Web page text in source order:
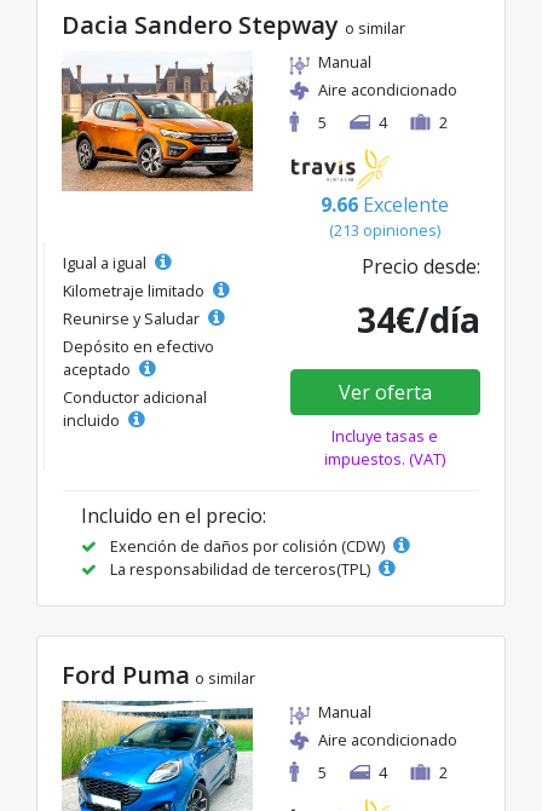
Dacia Sandero Stepway o similar
Manual
Aire acondicionado
5
4 2
9.66 Excelente
(213 opiniones)
Igual a igual
Kilometraje limitado
Reunirse y Saludar
Depósito en efectivo
aceptado
Conductor adicional
incluido
Precio desde:
34€/día
Ver oferta
Incluye tasas e
impuestos. (VAT)
Incluido en el precio:
Exención de daños por colisión (CDW)
La responsabilidad de terceros(TPL)
Ford Puma o similar
Manual
Aire acondicionado
5
4 2